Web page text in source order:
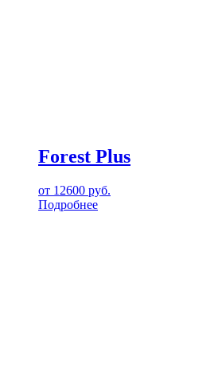
Forest Plus
от 12600 руб.
Подробнее